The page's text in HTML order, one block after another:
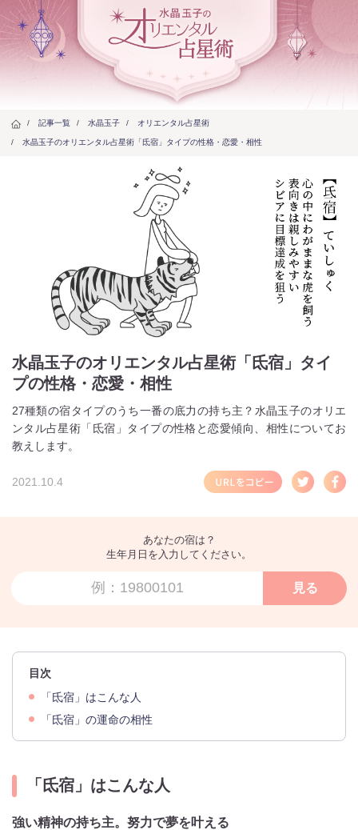
/ 記事一覧 / 水晶玉子 / オリエンタル占星術
/ 水晶玉子のオリエンタル占星術「氐宿」タイプの性格・恋愛・相性
水晶玉子のオリエンタル占星術「氐宿」タイ
プの性格・恋愛・相性
27種類の宿タイプのうち一番の底力の持ち主？水晶玉子のオリエ
ンタル占星術「氐宿」タイプの性格と恋愛傾向、相性についてお
教えします。
2021.10.4
あなたの宿は？
生年月日を入力してください。
見る
目次
「氐宿」はこんな人
「氐宿」の運命の相性
「氐宿」はこんな人
強い精神の持ち主。努力で夢を叶える